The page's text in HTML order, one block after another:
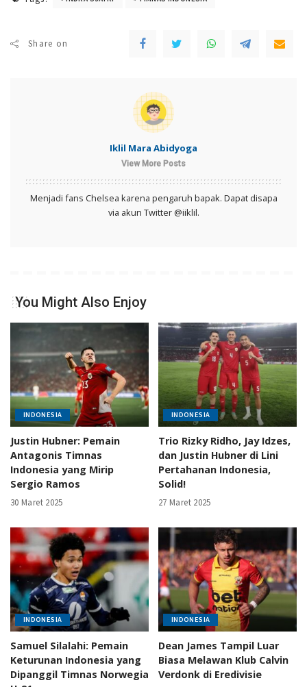
Share on
Iklil Mara Abidyoga
View More Posts
Menjadi fans Chelsea karena pengaruh bapak. Dapat disapa
via akun Twitter @iiklil.
You Might Also Enjoy
INDONESIA
Justin Hubner: Pemain
Antagonis Timnas
Indonesia yang Mirip
Sergio Ramos
30 Maret 2025
INDONESIA
Trio Rizky Ridho, Jay Idzes,
dan Justin Hubner di Lini
Pertahanan Indonesia,
Solid!
27 Maret 2025
INDONESIA
Samuel Silalahi: Pemain
Keturunan Indonesia yang
Dipanggil Timnas Norwegia
INDONESIA
Dean James Tampil Luar
Biasa Melawan Klub Calvin
Verdonk di Eredivisie